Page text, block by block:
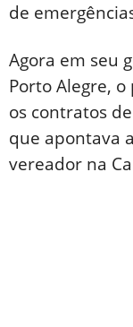
de
Agora em seu
Porto Alegre,
os contratos
que apontava
vereador na